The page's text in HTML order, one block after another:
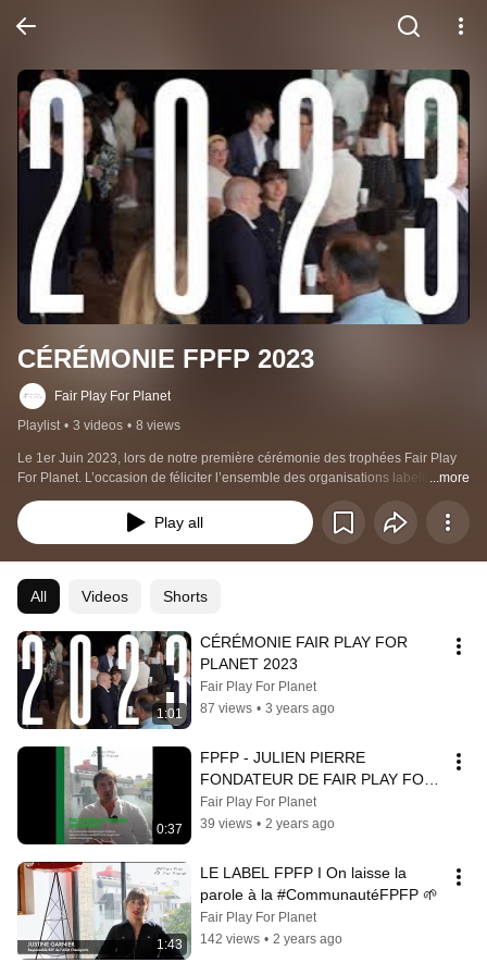
CÉRÉMONIE FPFP 2023
Fair Play For Planet
Playlist • 3 videos • 8 views
Le 1er Juin 2023, lors de notre première cérémonie des trophées Fair Play
For Planet. L’occasion de féliciter l’ensemble des organisations labellisées,
1ère et 2ème étoile. Tous ont pu recevoir un trophée #FPFP, symbole des
avancées de chacun en faveur d’un sport plus responsable et durable !
...more
Play all
All Videos Shorts
1:01
CÉRÉMONIE FAIR PLAY FOR
PLANET 2023
Fair Play For Planet
87 views • 3 years ago
0:37
FPFP - JULIEN PIERRE
FONDATEUR DE FAIR PLAY FOR
PLANET
Fair Play For Planet
39 views • 2 years ago
1:43
LE LABEL FPFP I On laisse la
parole à la #CommunautéFPFP 🌱
Fair Play For Planet
142 views • 2 years ago